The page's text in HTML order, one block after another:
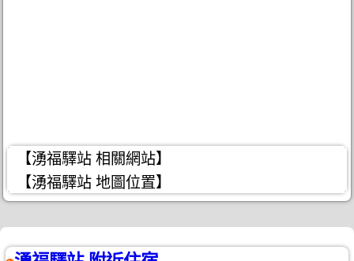
【湧福驛站 相關網站】
【湧福驛站 地圖位置】